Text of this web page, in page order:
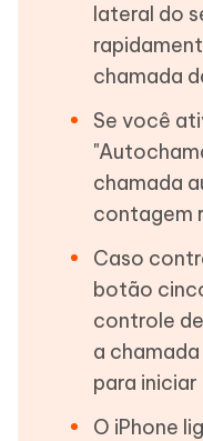
lateral do
chamada
Se você
chamada
contagem
Caso
botão
controle
a
para
O iPhone